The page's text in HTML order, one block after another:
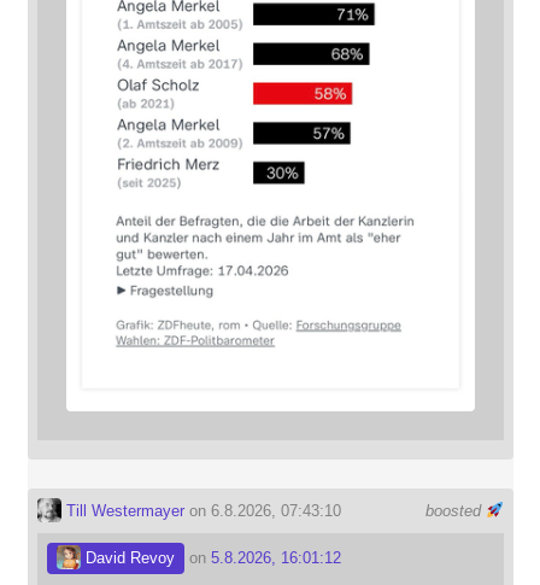
boosted
Till Westermayeron 6.8.2026, 07:43:10
David Revoy on 5.8.2026, 16:01:12